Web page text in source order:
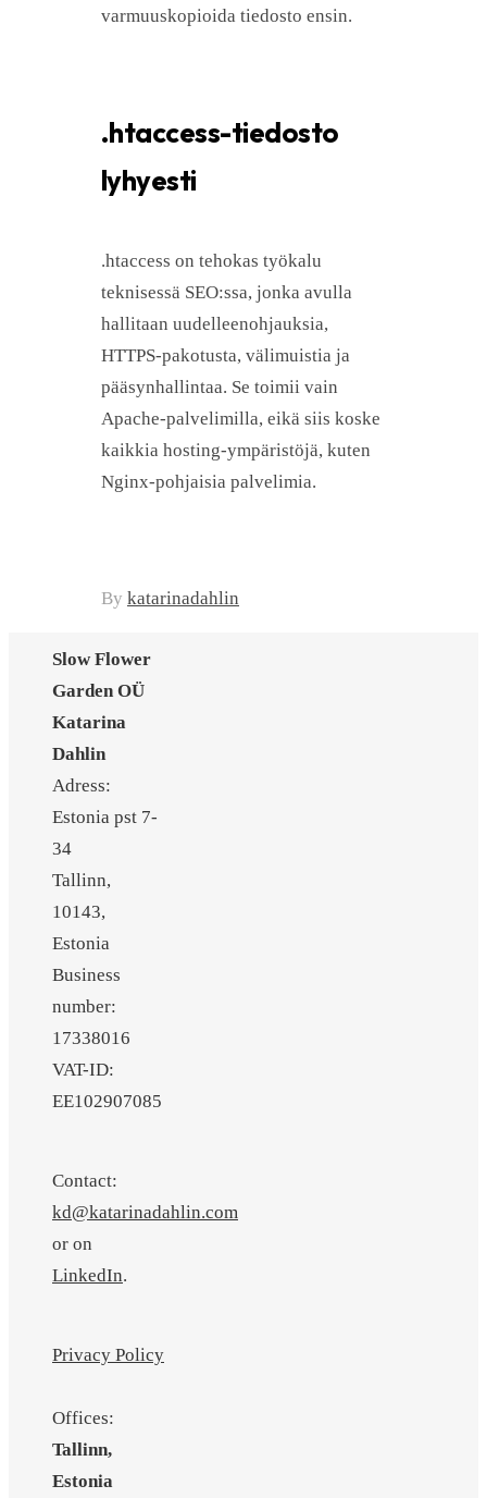
varmuuskopioida tiedosto ensin.
.htaccess-tiedosto
lyhyesti
.htaccess on tehokas työkalu
teknisessä SEO:ssa, jonka avulla
hallitaan uudelleenohjauksia,
HTTPS-pakotusta, välimuistia ja
pääsynhallintaa. Se toimii vain
Apache-palvelimilla, eikä siis koske
kaikkia hosting-ympäristöjä, kuten
Nginx-pohjaisia palvelimia.
By katarinadahlin
Slow Flower
Garden OÜ
Katarina
Dahlin
Adress:
Estonia pst 7-
34
Tallinn,
10143,
Estonia
Business
number:
17338016
VAT-ID:
EE102907085
Contact:
kd@katarinadahlin.com
or on
LinkedIn.
Privacy Policy
Offices:
Tallinn,
Estonia